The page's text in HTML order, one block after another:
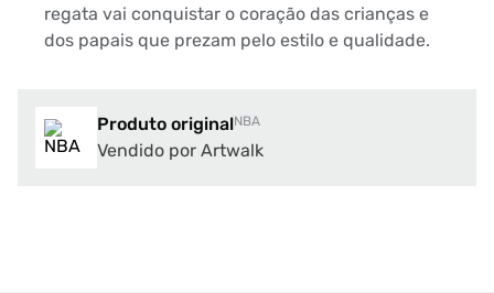
regata vai conquistar o coração das crianças e
dos papais que prezam pelo estilo e qualidade.
Produto originalNBA
Vendido por Artwalk